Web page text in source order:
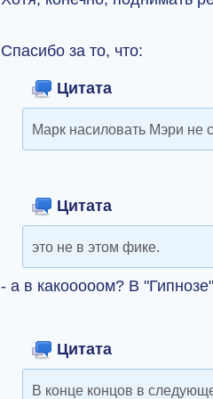
Спасибо за то, что:
Цитата
Марк насиловать Мэри не
Цитата
это не в этом фике.
- а в какооооом? В
Цитата
В конце концов в